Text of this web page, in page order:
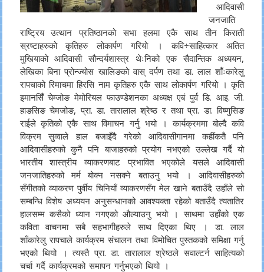
आदिवासी
जनजाति
राष्ट्रिय उत्थान प्रतिष्ठानको सभा हलमा एकै साथ तीन किराती
स्रष्टाहरुको कृतिहरु लोकार्पण गरियो । कवि÷साहित्कार अतित
मुखियाको आदिवासी सौन्दर्यशास्त्र थेःनिको एक सैदान्तिक अध्ययन,
लेखिका बिना प्रोन्ज्योस खालिङको वास् दर्पण तथा डा. लाल शाँःकारेलु
रापचाको रिमाचमा हिरसि नाम कृतिहरु एकै साथ लोकार्पण गरियो । कृति
इमानसिँ चेम्जोङ मेमोरियल फाउण्डेशनका अध्यक्ष एबं पुर्व डि. आइ. जी.
हाङसिङ चेमजोङ, प्रा. डा. तारालाल श्रेष्ठ र तथा प्रा. डा. विष्णुसिङ
राईले कृतिको एकै साथ विमाचन गर्नु भयो । कार्यक्रममा बोल्दै कवि
विक्रम सुव्वाले हाल बजाइँदै गरेको आदिवासीगानमा कहींकतै पनि
आदिवासीहरुको कुनै पनि बाजाहरुको प्रयोग नभएको उल्लेख गर्दै यो
भारतीय शास्त्रीय व्याकरणबाट प्रभावित भएकोले यसले आदिवासी
जनजातिहरुको मर्म बोक्न नसक्ने बताउनु भयो । आदिवासीहरुको
सँगीतको व्याकरण पुर्वीय चिनियाँ व्याकरणसँग मेल खाने बताउँदै उहाँले सो
सम्बन्धि विशेष अध्ययन अनुसन्धानको आवश्यक्ता रहेको बताउँदै त्यतातिर
हालसम्म कसैको ध्यान नगएको औल्याउनु भयो । साथमा उहाँको एक
कविता वाचनमा सबै सहभागीहरुले साथ दिएका थिए । डा. लाल
शाँकारेलु रापचाले कार्यक्रम संचालन तथा विमोचित पुस्तकको समिक्षा गर्नु
भएको थियो । त्यस्तै प्रा. डा. तारालाल श्रेष्ठले सवाल्टर्न साहित्यको
चर्चा गर्दै कार्यक्रमको समापन गर्नुभएको थियो ।